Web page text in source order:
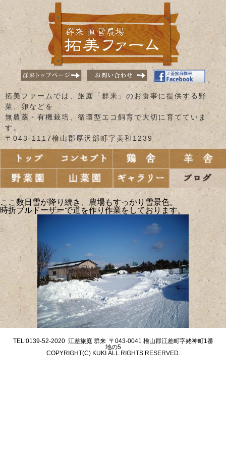
拓美ファームでは、旅庭「群来」のお食事に提供する野
菜、卵などを
無農薬・有機栽培、循環型エコ飼育で大切に育てていま
す。
〒043-1117檜山郡厚沢部町字美和1239
ここ数日雪が降り続き、農場もすっかり雪景色。
時折ブルドーザーで道を作り作業をしております。
TEL:0139-52-2020 江差旅庭 群来 〒043-0041 檜山郡江差町字姥神町1番
地の5
COPYRIGHT(C) KUKI ALL RIGHTS RESERVED.